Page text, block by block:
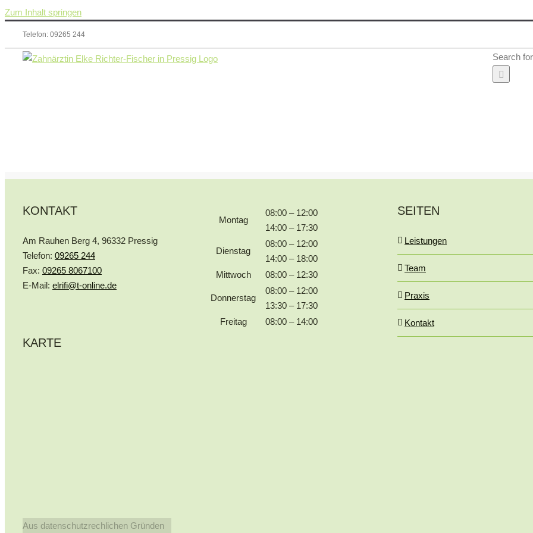
Zum Inhalt springen
Telefon: 09265 244
Search
KONTAKT
Am Rauhen Berg 4, 96332 Pressig
Telefon: 09265 244
Fax: 09265 8067100
E-Mail: elrifi@t-online.de
Montag
08:00 – 12:00
14:00 – 17:30
Dienstag
08:00 – 12:00
14:00 – 18:00
Mittwoch
08:00 – 12:30
Donnerstag
08:00 – 12:00
13:30 – 17:30
Freitag
08:00 – 14:00
SEITEN
Leistungen
Team
Praxis
Kontakt
KARTE
Aus datenschutzrechlichen Gründen